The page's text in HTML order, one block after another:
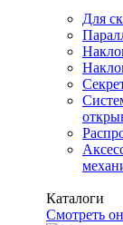
Для
Каталоги
Смотреть